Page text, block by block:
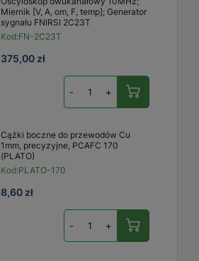
Miernik [V, A, om, F, temp]; Generator
sygnału FNIRSI 2C23T
Kod:FN-2C23T
375,00 zł
- +
Cążki boczne do przewodów Cu
1mm, precyzyjne, PCAFC 170
(PLATO)
Kod:PLATO-170
8,60 zł
- +